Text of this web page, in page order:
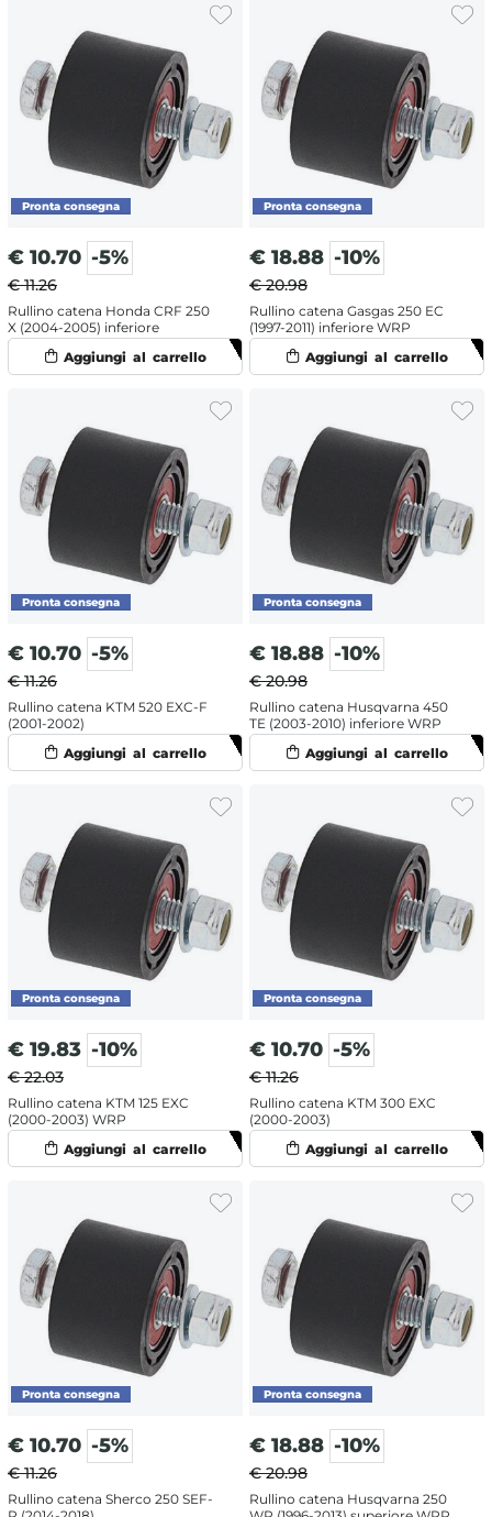
€ 10.70 -5%
€ 11.26
Rullino catena Honda CRF 250
X (2004-2005) inferiore
€ 18.88 -10%
€ 20.98
Rullino catena Gasgas 250 EC
(1997-2011) inferiore WRP
€ 10.70 -5%
€ 11.26
Rullino catena KTM 520 EXC-F
(2001-2002)
€ 18.88 -10%
€ 20.98
Rullino catena Husqvarna 450
TE (2003-2010) inferiore WRP
€ 19.83 -10%
€ 22.03
Rullino catena KTM 125 EXC
(2000-2003) WRP
€ 10.70 -5%
€ 11.26
Rullino catena KTM 300 EXC
(2000-2003)
€ 10.70 -5%
€ 11.26
Rullino catena Sherco 250 SEF-
€ 18.88 -10%
€ 20.98
Rullino catena Husqvarna 250